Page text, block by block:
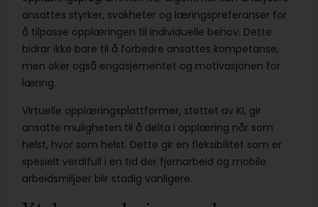
ansattes styrker, svakheter og læringspreferanser for
å tilpasse opplæringen til individuelle behov. Dette
bidrar ikke bare til å forbedre ansattes kompetanse,
men øker også engasjementet og motivasjonen for
læring.
Virtuelle opplæringsplattformer, støttet av KI, gir
ansatte muligheten til å delta i opplæring når som
helst, hvor som helst. Dette gir en fleksibilitet som er
spesielt verdifull i en tid der fjernarbeid og mobile
arbeidsmiljøer blir stadig vanligere.